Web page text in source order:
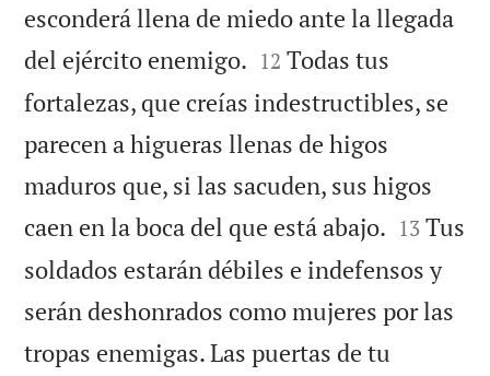
esconderá llena de miedo ante la llegada
del ejército enemigo. 

12 Todas tus
fortalezas, que creías indestructibles, se
parecen a higueras llenas de higos
maduros que, si las sacuden, sus higos
caen en la boca del que está abajo. 

13 Tus
soldados estarán débiles e indefensos y
serán deshonrados como mujeres por las
tropas enemigas. Las puertas de tu